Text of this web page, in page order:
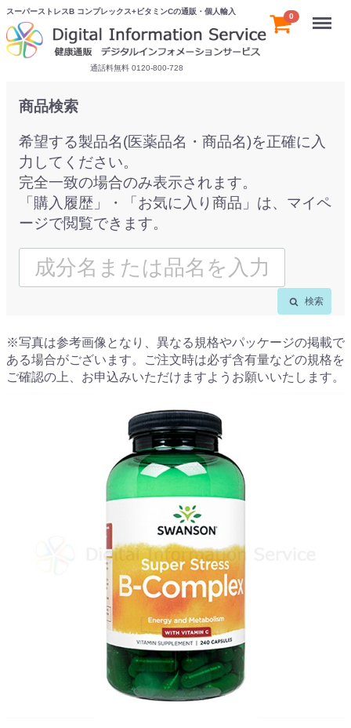
スーパーストレスB コンプレックス+ビタミンCの通販・個人輸入
通話料無料 0120-800-728
0 Menu
商品検索
希望する製品名(医薬品名・商品名)を正確に入
力してください。
完全一致の場合のみ表示されます。
「購入履歴」・「お気に入り商品」は、マイペ
ージで閲覧できます。
検索
※写真は参考画像となり、異なる規格やパッケージの掲載で
ある場合がございます。ご注文時は必ず含有量などの規格を
ご確認の上、お申込みいただけますようお願いいたします。